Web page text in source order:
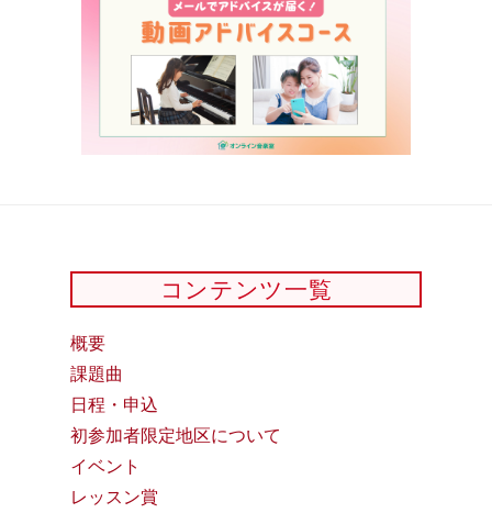
コンテンツ一覧
概要
課題曲
日程・申込
初参加者限定地区について
イベント
レッスン賞